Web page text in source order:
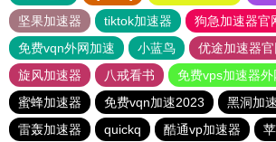
坚果加速器
tiktok加速器
狗急加速器官
免费vqn外网加速
小蓝鸟 优途加速器官
旋风加速器
八戒看书
免费vps加速器外
蜜蜂加速器
免费vqn加速2023
黑洞加
雷轰加速器
quickq 酷通vp加速器